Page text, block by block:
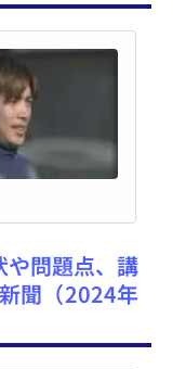
や問題点、講
聞（2024年